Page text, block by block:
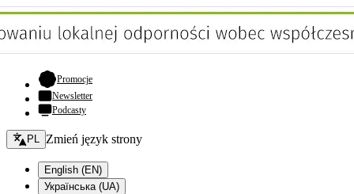
Promocje- otwiera się w nowej karcie
Newsletter
Podcasty
Zmień język - bieżący:
PL Zmień język strony
English (EN)
Українська (UA)